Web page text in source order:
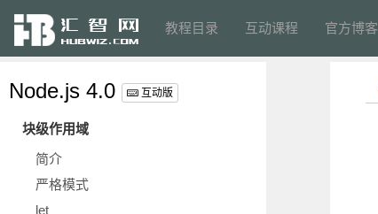
教程目录 互动课程 官方博客
Node.js 4.0 互动版
块级作用域
简介
严格模式
let